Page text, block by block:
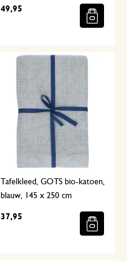
49,95
Tafelkleed, GOTS bio-katoen,
blauw, 145 x 250 cm
37,95